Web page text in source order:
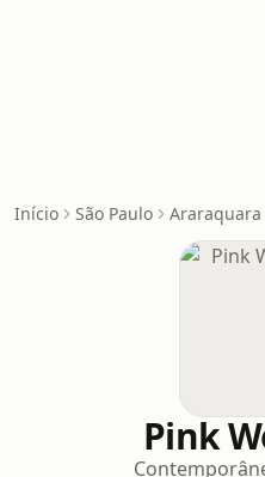
Início São Paulo Araraquara
Pink